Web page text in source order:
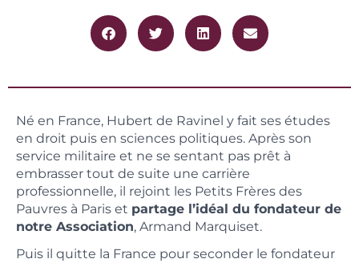
Né en France, Hubert de Ravinel y fait ses études
en droit puis en sciences politiques. Après son
service militaire et ne se sentant pas prêt à
embrasser tout de suite une carrière
professionnelle, il rejoint les Petits Frères des
Pauvres à Paris et partage l’idéal du fondateur de
notre Association, Armand Marquiset.
Puis il quitte la France pour seconder le fondateur